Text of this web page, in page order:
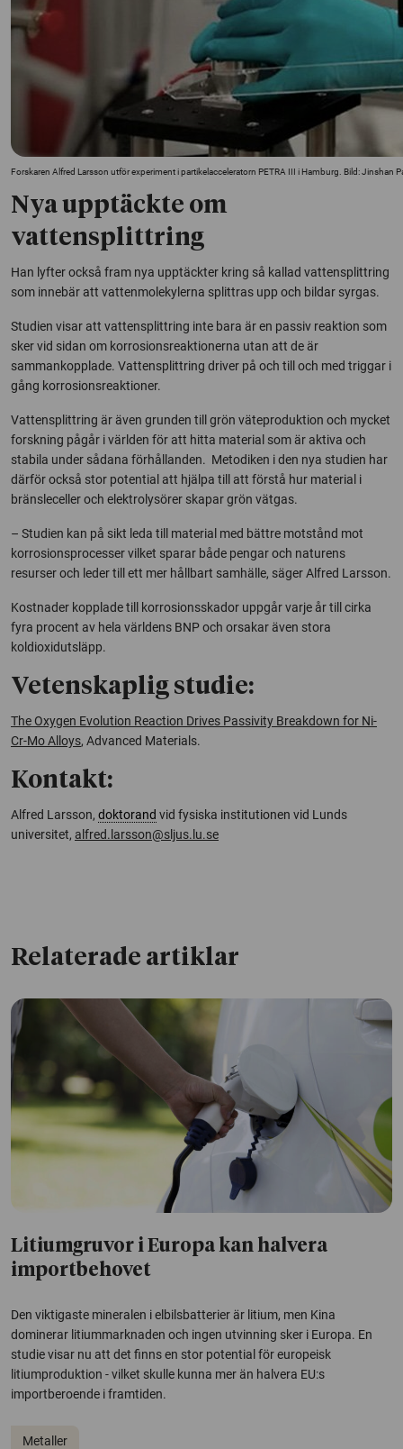
Forskaren Alfred Larsson utför experiment i partikelacceleratorn PETRA III i Hamburg. Bild: Jinshan
Nya upptäckte om
vattensplittring
Han lyfter också fram nya upptäckter kring så kallad vattensplittring
som innebär att vattenmolekylerna splittras upp och bildar syrgas.
Studien visar att vattensplittring inte bara är en passiv reaktion som
sker vid sidan om korrosionsreaktionerna utan att de är
sammankopplade. Vattensplittring driver på och till och med triggar i
gång korrosionsreaktioner.
Vattensplittring är även grunden till grön väteproduktion och mycket
forskning pågår i världen för att hitta material som är aktiva och
stabila under sådana förhållanden. Metodiken i den nya studien har
därför också stor potential att hjälpa till att förstå hur material i
bränsleceller och elektrolysörer skapar grön vätgas.
– Studien kan på sikt leda till material med bättre motstånd mot
korrosionsprocesser vilket sparar både pengar och naturens
resurser och leder till ett mer hållbart samhälle, säger Alfred Larsson.
Kostnader kopplade till korrosionsskador uppgår varje år till cirka
fyra procent av hela världens BNP och orsakar även stora
koldioxidutsläpp.
Vetenskaplig studie:
The Oxygen Evolution Reaction Drives Passivity Breakdown for Ni-
Cr-Mo Alloys, Advanced Materials.
Kontakt:
Alfred Larsson, doktorand vid fysiska institutionen vid Lunds
universitet, alfred.larsson@sljus.lu.se
Relaterade artiklar
Litiumgruvor i Europa kan halvera
importbehovet
Den viktigaste mineralen i elbilsbatterier är litium, men Kina
dominerar litiummarknaden och ingen utvinning sker i Europa. En
studie visar nu att det finns en stor potential för europeisk
litiumproduktion - vilket skulle kunna mer än halvera EU:s
importberoende i framtiden.
Metaller